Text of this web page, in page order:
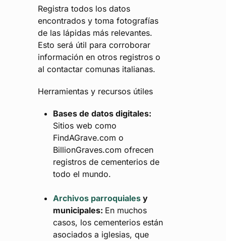
Registra todos los datos
encontrados y toma fotografías
de las lápidas más relevantes.
Esto será útil para corroborar
información en otros registros o
al contactar comunas italianas.
Herramientas y recursos útiles
Bases de datos digitales:
Sitios web como
FindAGrave.com o
BillionGraves.com ofrecen
registros de cementerios de
todo el mundo.
Archivos parroquiales y
municipales: En muchos
casos, los cementerios están
asociados a iglesias, que